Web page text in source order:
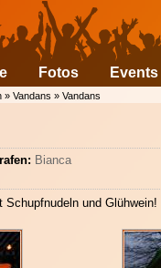
Fotos Events
» Vandans » Vandans
Bianca
und Glühwein!